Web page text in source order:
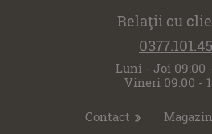
Relaţii cu
Luni - Joi 09:00
Vineri 09:00 -
Contact